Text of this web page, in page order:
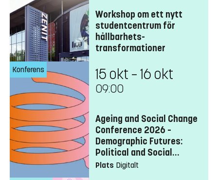
Workshop om ett nytt
studentcentrum för
hållbarhets­
transformationer
Konferens 15 okt – 16 okt
09:00
Ageing and Social Change
Conference 2026 –
Demographic Futures:
Political and Social
Transformations
Plats Digitalt